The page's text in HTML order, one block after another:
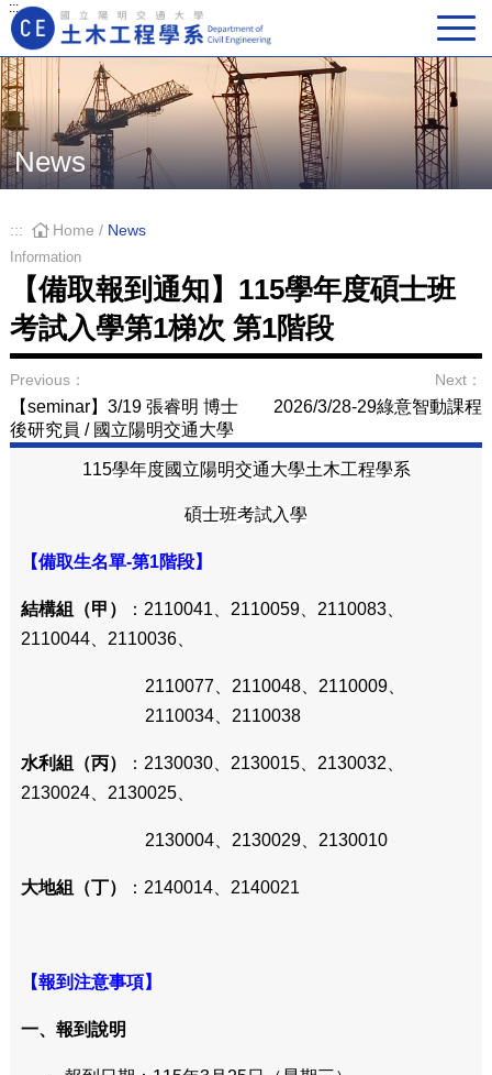
:::
Main Navigation
News
::: Home / News
Information
【備取報到通知】115學年度碩士班
考試入學第1梯次 第1階段
Previous：
【seminar】3/19 張睿明 博士
後研究員 / 國立陽明交通大學
Next：
2026/3/28-29綠意智動課程
115學年度國立陽明交通大學土木工程學系
碩士班考試入學
【備取生名單-第1階段】
結構組（甲）
：2110041、2110059、2110083、
2110044、2110036、
2110077、2110048、2110009、
2110034、2110038
水利組（丙）
：2130030、2130015、2130032、
2130024、2130025、
2130004、2130029、2130010
大地組（丁） ：2140014、2140021
【報到注意事項】
一、報到說明